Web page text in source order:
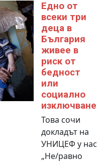
Едно от
всеки три
деца в
България
живее в
риск от
бедност
или
социално
изключване
Това сочи
докладът на
УНИЦЕФ у нас
„Не/равно